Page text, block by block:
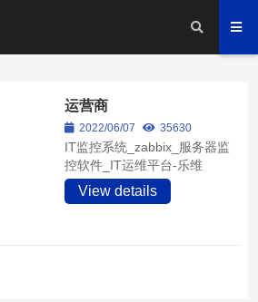
运营商
2022/06/07 35630
IT监控系统_zabbix_服务器监
控软件_IT运维平台-乐维
View details